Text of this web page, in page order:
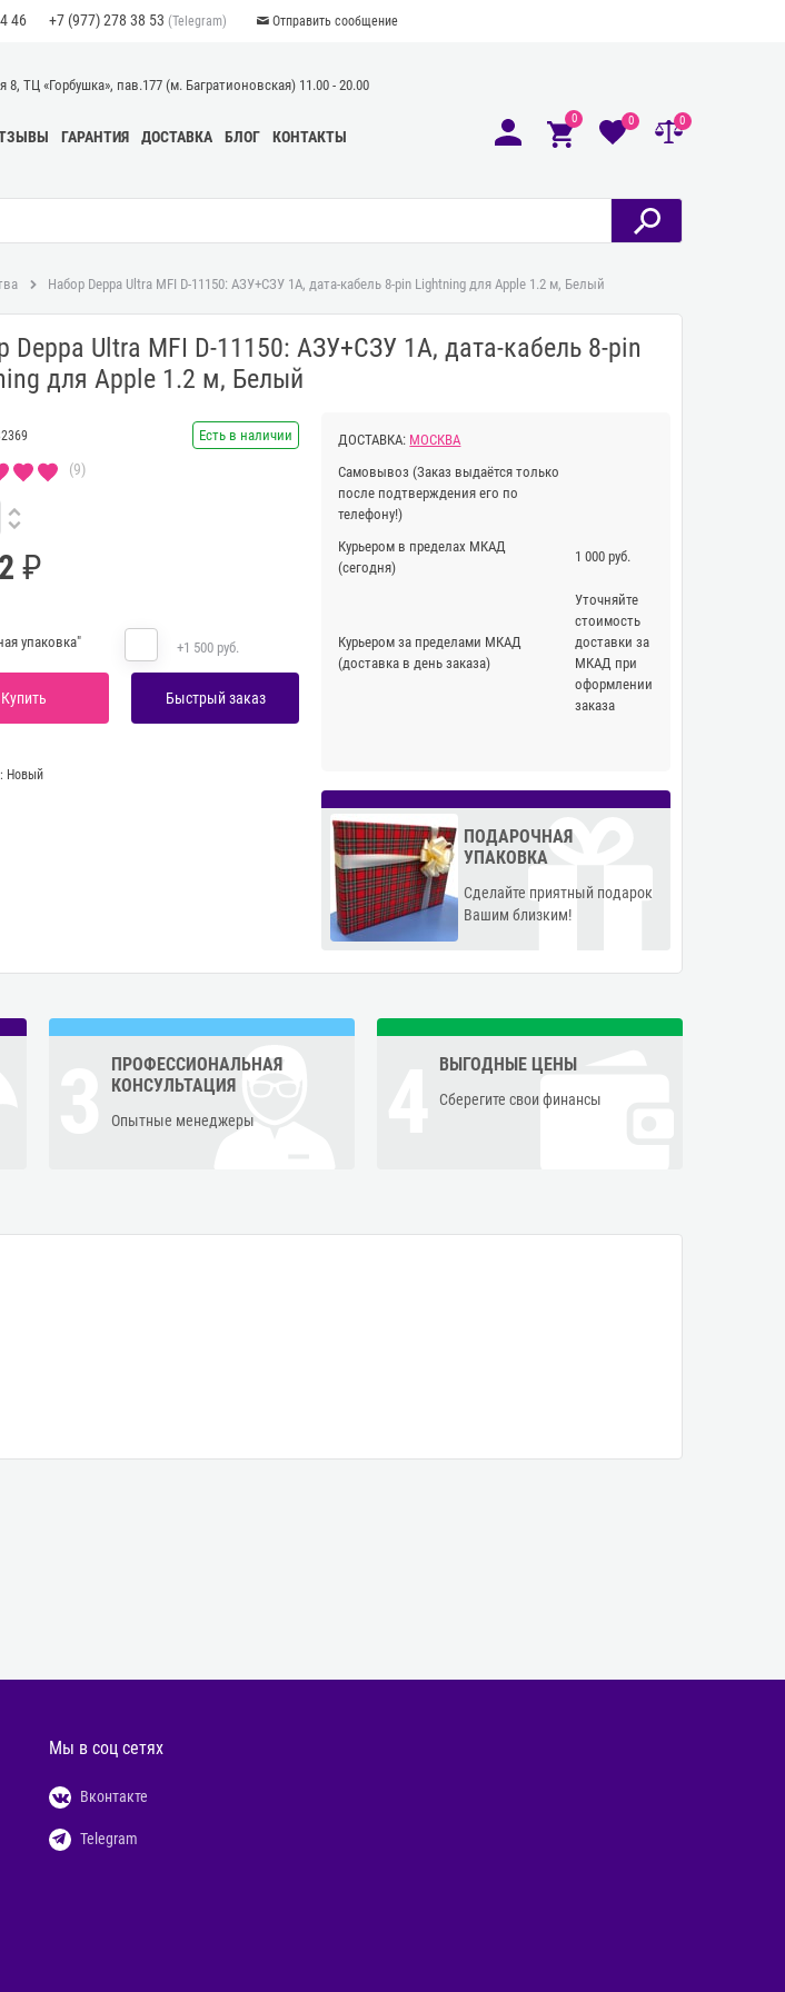
46 +7 (977) 278 38 53 (Telegram) Отправить сообщение
8, ТЦ «Горбушка», пав.177 (м. Багратионовская) 11.00 - 20.00
ГАРАНТИЯ ДОСТАВКА БЛОГ КОНТАКТЫ
0 0 0
Набор Deppa Ultra MFI D-11150: АЗУ+СЗУ 1А, дата-кабель 8-pin Lightning для Apple 1.2 м, Белый
Deppa Ultra MFI D-11150: АЗУ+СЗУ 1А, дата-кабель 8-pin
для Apple 1.2 м, Белый
Есть в наличии
(9)
упаковка" +1 500 руб.
Купить Быстрый заказ
Новый
ДОСТАВКА: МОСКВА
Самовывоз (Заказ выдаётся только
после подтверждения его по
телефону!)
Курьером в пределах МКАД
(сегодня)
1 000 руб.
Курьером за пределами МКАД
(доставка в день заказа)
Уточняйте
стоимость
доставки за
МКАД при
оформлении
заказа
ПОДАРОЧНАЯ
УПАКОВКА
Сделайте приятный подарок
Вашим близким!
ПРОФЕССИОНАЛЬНАЯ
КОНСУЛЬТАЦИЯ
Опытные менеджеры
ВЫГОДНЫЕ ЦЕНЫ
Сберегите свои финансы
Мы в соц сетях
Вконтакте
Telegram